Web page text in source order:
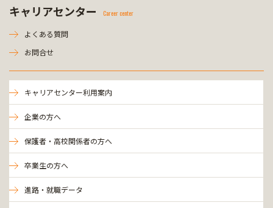
キャリアセンター Career center
よくある質問
お問合せ
キャリアセンター利用案内
企業の方へ
保護者・高校関係者の方へ
卒業生の方へ
進路・就職データ